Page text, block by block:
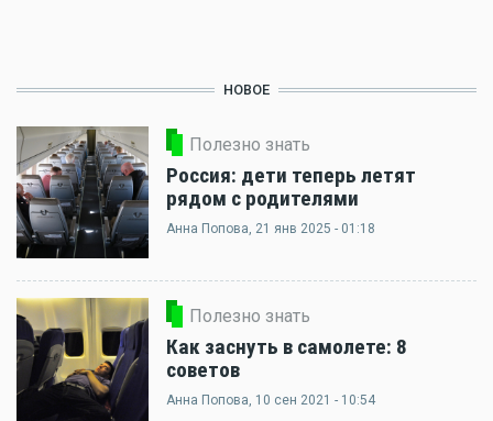
НОВОЕ
Полезно знать
Россия: дети теперь летят
рядом с родителями
Анна Попова, 21 янв 2025 - 01:18
Полезно знать
Как заснуть в самолете: 8
советов
Анна Попова, 10 сен 2021 - 10:54